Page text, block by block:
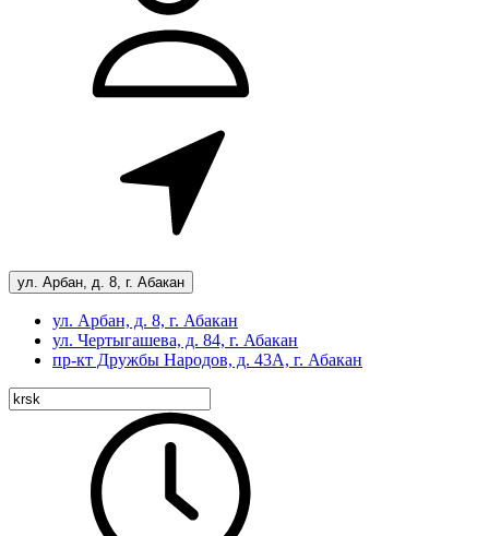
ул. Арбан, д. 8, г. Абакан
ул. Арбан, д. 8, г. Абакан
ул. Чертыгашева, д. 84, г. Абакан
пр-кт Дружбы Народов, д. 43А, г. Абакан